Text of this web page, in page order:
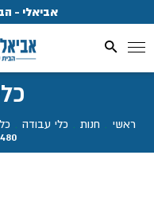
אביאלי -
ראשי חנות כלי עבודה
480 וואט האנטר